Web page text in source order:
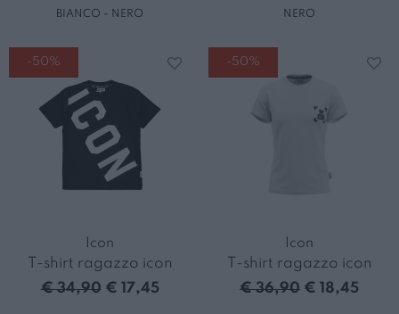
BIANCO - NERO NERO
-50%
Icon
T-shirt ragazzo icon
€ 34,90 € 17,45
-50%
Icon
T-shirt ragazzo icon
€ 36,90 € 18,45